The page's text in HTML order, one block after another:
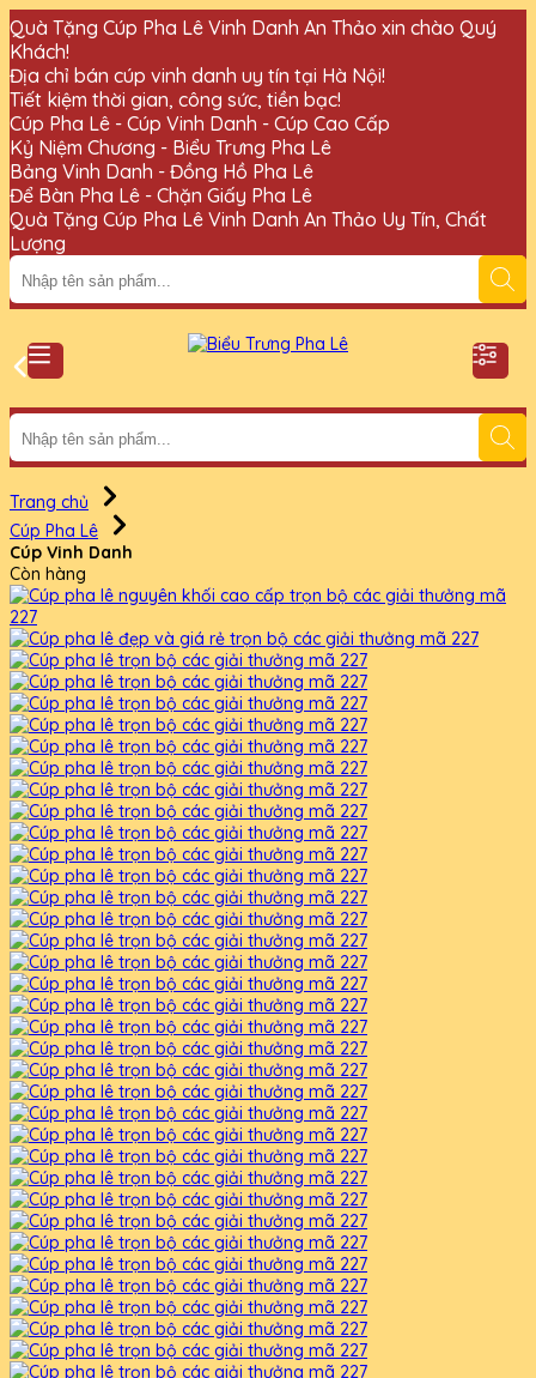
Quà Tặng Cúp Pha Lê Vinh Danh An Thảo xin chào Quý
Khách!
Địa chỉ bán cúp vinh danh uy tín tại Hà Nội!
Tiết kiệm thời gian, công sức, tiền bạc!
Cúp Pha Lê - Cúp Vinh Danh - Cúp Cao Cấp
Kỷ Niệm Chương - Biểu Trưng Pha Lê
Bảng Vinh Danh - Đồng Hồ Pha Lê
Để Bàn Pha Lê - Chặn Giấy Pha Lê
Quà Tặng Cúp Pha Lê Vinh Danh An Thảo Uy Tín, Chất
Lượng
Trang chủ
Cúp Pha Lê
Cúp Vinh Danh
Còn hàng